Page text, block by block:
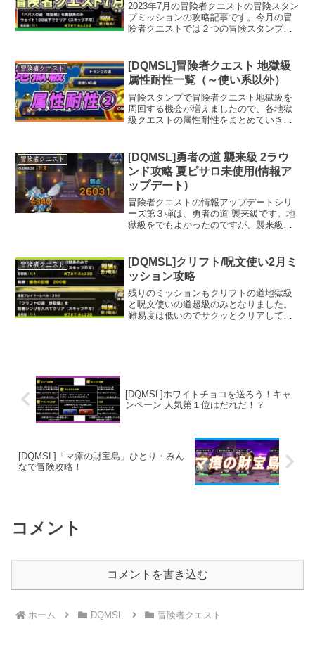
2023年7月の冒険者クエストの冒険スタン
プミッションの攻略記事です。今月の冒
険者クエストでは２つの冒険スタンプミ
冒険者クエスト
[DQMSL]冒険者クエスト 地獄級
属性耐性一覧（～使い系以外）
冒険スタンプで冒険者クエスト地獄級を
周回する機会が増えましたので、各地獄
級クエストの属性耐性をまとめていきま
が多いため「～使いの道系」と「～使い
の道系以外」で記事を分割しています。
本記事は「～使いの道系以外」の地獄級
の属性耐性一覧です。
冒険者クエスト
[DQMSL]勇者の道 襲来級 2ラウ
ンド攻略 夏ピサロ未使用(情報ア
ップデート)
冒険者クエストの情報アップデートシリ
ーズ第３弾は、勇者の道 襲来級です。地
獄級をでもよかったのですが、襲来級の
かく記事にするのでありがちな夏ピサロ
攻略ではなく、夏ピサロを未使用で２ラ
ウンド攻略していきます。
冒険者クエスト
[DQMSL]クリフト/呪文使い2月ミ
ッション攻略
残りのミッションもクリフトの道地獄級
と呪文使いの道超級のみとなりました。
難易度は低いのでサクッとクリアしてい
[DQMSL]ホワイトチョコを送ろう！キャ
ンペーン 人気第１位はだれだ！？
[DQMSL]「マ瘴の財宝島」ひとり・みん
なで冒険攻略！
コメント
コメントを書き込む
ホーム DQMSL 冒険者クエスト